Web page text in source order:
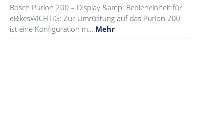
Bosch Purion 200 – Display &amp; Bedieneinheit für
eBikesWICHTIG: Zur Umrüstung auf das Purion 200
ist eine Konfiguration m… Mehr